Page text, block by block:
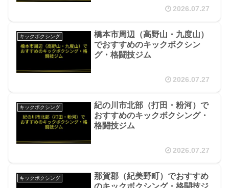
2026.07.27
キックボクシング
橋本市周辺（高野山・九度山）
でおすすめのキックボクシン
グ・格闘技ジム
2026.07.27
キックボクシング
紀の川市北部（打田・粉河）で
おすすめのキックボクシング・
格闘技ジム
2026.07.27
キックボクシング
那賀郡（紀美野町）でおすすめ
のキックボクシング・格闘技ジ